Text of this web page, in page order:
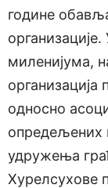
године
миленијума,
организација
односно
опредељених
удружења
Хурелсухове